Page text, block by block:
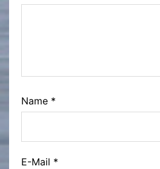
Name *
E-Mail *